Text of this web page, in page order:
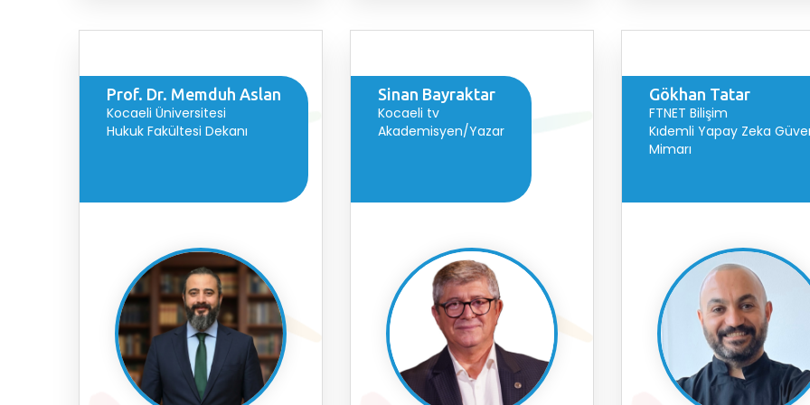
Prof. Dr. Memduh Aslan
Kocaeli Üniversitesi
Hukuk Fakültesi Dekanı
Sinan Bayraktar
Kocaeli tv
Akademisyen/Yazar
Gökhan Tatar
FTNET Bilişim
Kıdemli Yapay Zeka
Mimarı